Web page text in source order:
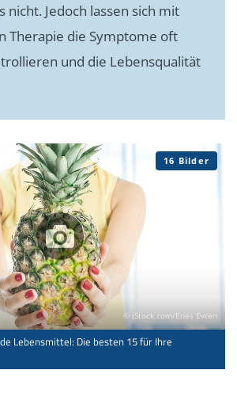
nicht. Jedoch lassen sich mit
Therapie die Symptome oft
und die Lebensqualität
© iStock.com/Enes Evren
Lebensmittel: Die besten 15 für Ihre
16 Bilder